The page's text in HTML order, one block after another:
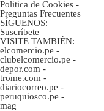
Politica de Cookies -
Preguntas Frecuentes
SÍGUENOS:
Suscríbete
VISITE TAMBIÉN:
elcomercio.pe -
clubelcomercio.pe -
depor.com -
trome.com -
diariocorreo.pe -
peruquiosco.pe -
mag